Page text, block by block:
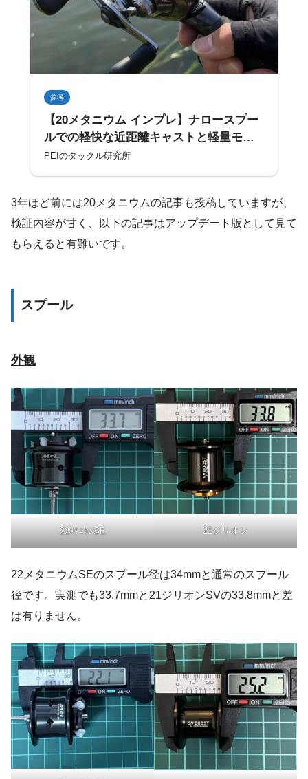
参考
【20メタニウム インプレ】ナロースプー
ルでの軽快な近距離キャストと軽量モノ
コックボディの剛性感
PEIのタックル研究所
3年ほど前には20メタニウムの記事も投稿していますが、
検証内容が甘く、以下の記事はアップデート版として見て
もらえると有難いです。
スプール
外観
22ﾒﾀﾆｳﾑSE 21ジリオン
22メタニウムSEのスプール径は34mmと通常のスプール
径です。実測でも33.7mmと21ジリオンSVの33.8mmと差
は有りません。